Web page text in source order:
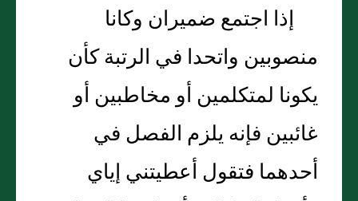
إذا اجتمع ضميران وكانا
منصوبين واتحدا في الرتبة كأن
يكونا لمتكلمين أو مخاطبين أو
غائبين فإنه يلزم الفصل في
أحدهما فتقول أعطيتني إياي